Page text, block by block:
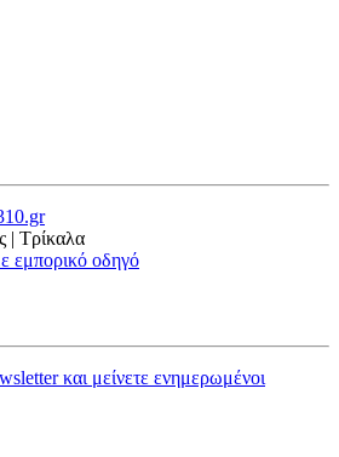
| Τρίκαλα
εμπορικό οδηγό
και μείνετε ενημερωμένοι